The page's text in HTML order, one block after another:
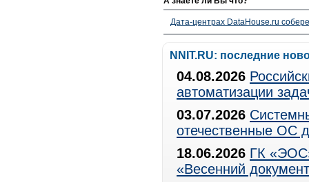
Дата-центрах DataHouse.ru
NNIT.RU: последние
04.08.2026
автоматизации
03.07.2026
отечественные ОС
18.06.2026 ГК
«Весенний